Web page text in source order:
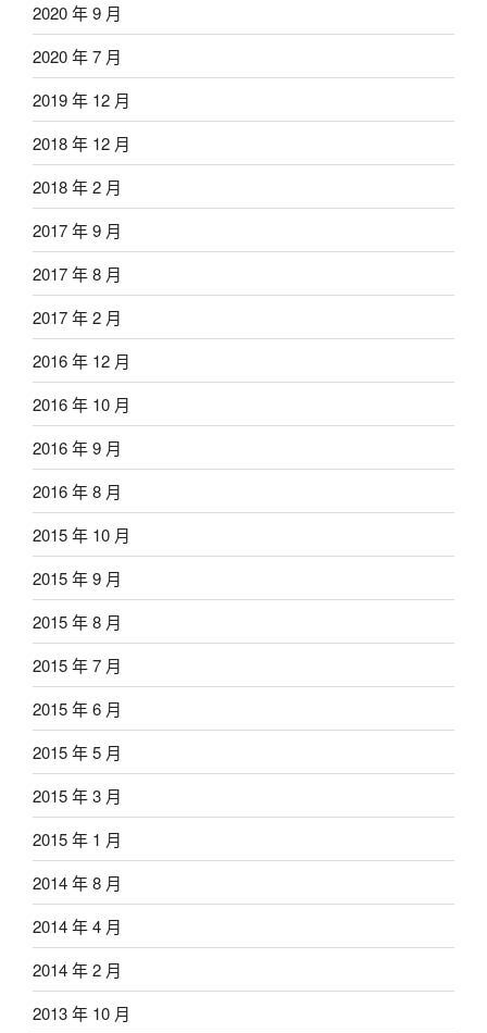
2020 年 9 月
2020 年 7 月
2019 年 12 月
2018 年 12 月
2018 年 2 月
2017 年 9 月
2017 年 8 月
2017 年 2 月
2016 年 12 月
2016 年 10 月
2016 年 9 月
2016 年 8 月
2015 年 10 月
2015 年 9 月
2015 年 8 月
2015 年 7 月
2015 年 6 月
2015 年 5 月
2015 年 3 月
2015 年 1 月
2014 年 8 月
2014 年 4 月
2014 年 2 月
2013 年 10 月